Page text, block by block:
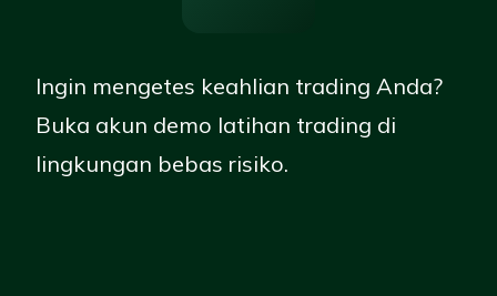
Ingin mengetes keahlian trading Anda?
Buka akun demo latihan trading di
lingkungan bebas risiko.